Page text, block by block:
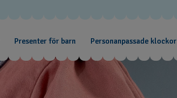
Presenter för barn Personanpassade klockor